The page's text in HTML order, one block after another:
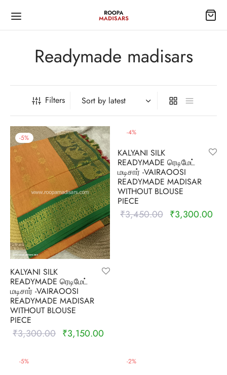
Readymade madisars
Filters
-5%
KALYANI SILK
READYMADE ரெடிமேட்
மடிசார் -VAIRAOOSI
READYMADE MADISAR
WITHOUT BLOUSE
PIECE
₹3,300.00
Original
₹3,150.00
₹3,150.00.
-4%
KALYANI SILK
READYMADE ரெடிமேட்
மடிசார் -VAIRAOOSI
READYMADE MADISAR
WITHOUT BLOUSE
PIECE
₹3,450.00
Original
₹3,300.00
-5% -2%
madisar
cotton
cotton
Sarees
cotton
silk
cotton
panchakacham
ACCESSORIES
blouse
Lehenga
Nighty
Nighty
Pavadai